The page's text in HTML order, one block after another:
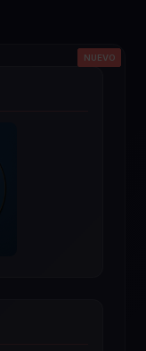
NUEVO
NUEVO
NUEVO
NUEVO
NUEVO